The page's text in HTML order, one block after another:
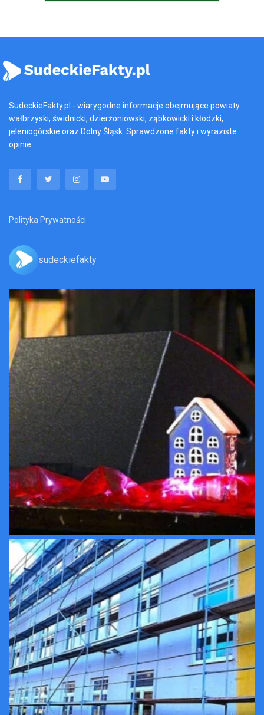
SudeckieFakty.pl - wiarygodne informacje obejmujące powiaty:
wałbrzyski, świdnicki, dzierżoniowski, ząbkowicki i kłodzki,
jeleniogórskie oraz Dolny Śląsk. Sprawdzone fakty i wyraziste
opinie.
Polityka Prywatności
sudeckiefakty